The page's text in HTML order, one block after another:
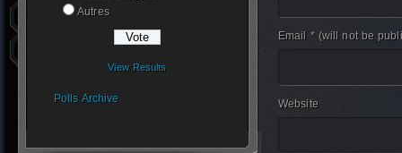
Autres
View Results
Polls Archive
Email * (will not be
Website